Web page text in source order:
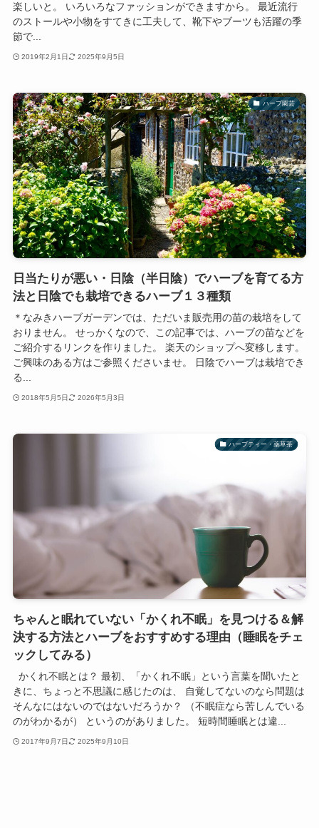
楽しいと。 いろいろなファッションができますから。 最近流行
のストールや小物をすてきに工夫して、靴下やブーツも活躍の季
節で...
2019年2月1日 2025年9月5日
ハーブ園芸
日当たりが悪い・日陰（半日陰）でハーブを育てる方
法と日陰でも栽培できるハーブ１３種類
＊なみきハーブガーデンでは、ただいま販売用の苗の栽培をして
おりません。 せっかくなので、この記事では、ハーブの苗などを
ご紹介するリンクを作りました。 楽天のショップへ変移します。
ご興味のある方はご参照くださいませ。 日陰でハーブは栽培でき
る...
2018年5月5日 2026年5月3日
ハーブティー・薬草茶
ちゃんと眠れていない「かくれ不眠」を見つける＆解
決する方法とハーブをおすすめする理由（睡眠をチェ
ックしてみる）
かくれ不眠とは？ 最初、「かくれ不眠」という言葉を聞いたと
きに、ちょっと不思議に感じたのは、 自覚してないのなら問題は
そんなにはないのではないだろうか？ （不眠症なら苦しんでいる
のがわかるが） というのがありました。 短時間睡眠とは違...
2017年9月7日 2025年9月10日